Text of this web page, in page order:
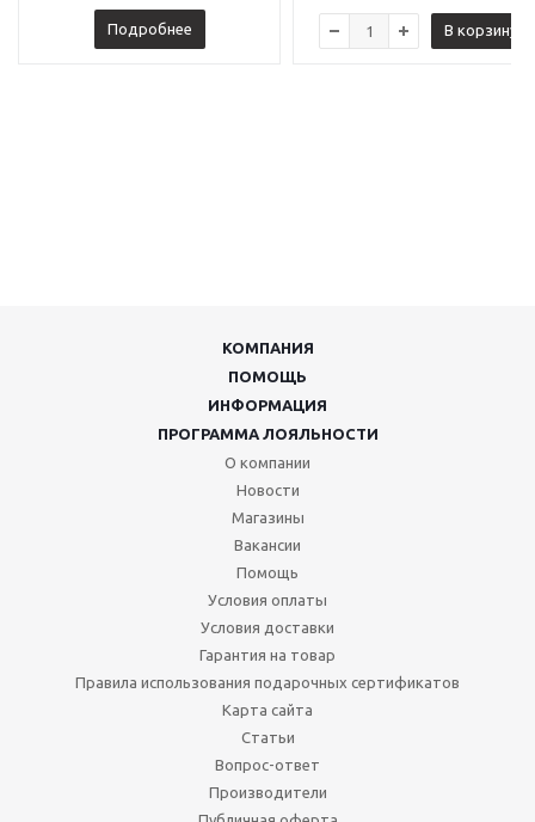
Подробнее В корзину
КОМПАНИЯ
ПОМОЩЬ
ИНФОРМАЦИЯ
ПРОГРАММА ЛОЯЛЬНОСТИ
О компании
Новости
Магазины
Вакансии
Помощь
Условия оплаты
Условия доставки
Гарантия на товар
Правила использования подарочных сертификатов
Карта сайта
Статьи
Вопрос-ответ
Производители